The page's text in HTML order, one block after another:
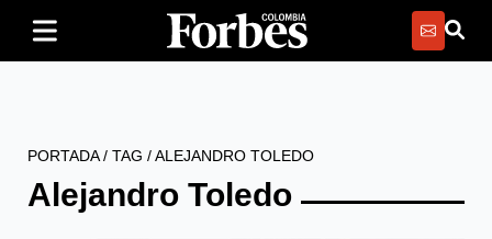
PORTADA/ TAG /ALEJANDRO TOLEDO
Alejandro Toledo